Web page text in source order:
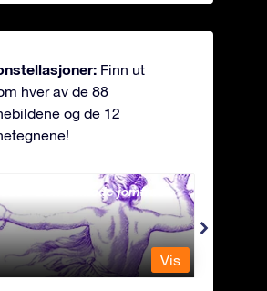
Finn ut
hver av de 88
og de 12
- Den lenkede jomfrua
Vis